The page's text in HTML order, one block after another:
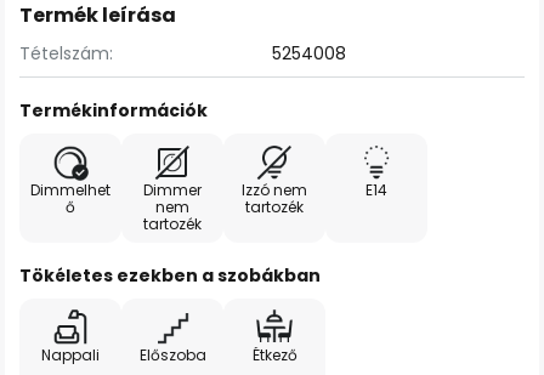
Termék leírása
Tételszám: 5254008
Termékinformációk
Dimmelhet
ő
Dimmer
nem
tartozék
Izzó nem
tartozék
E14
Tökéletes ezekben a szobákban
Nappali Előszoba Étkező